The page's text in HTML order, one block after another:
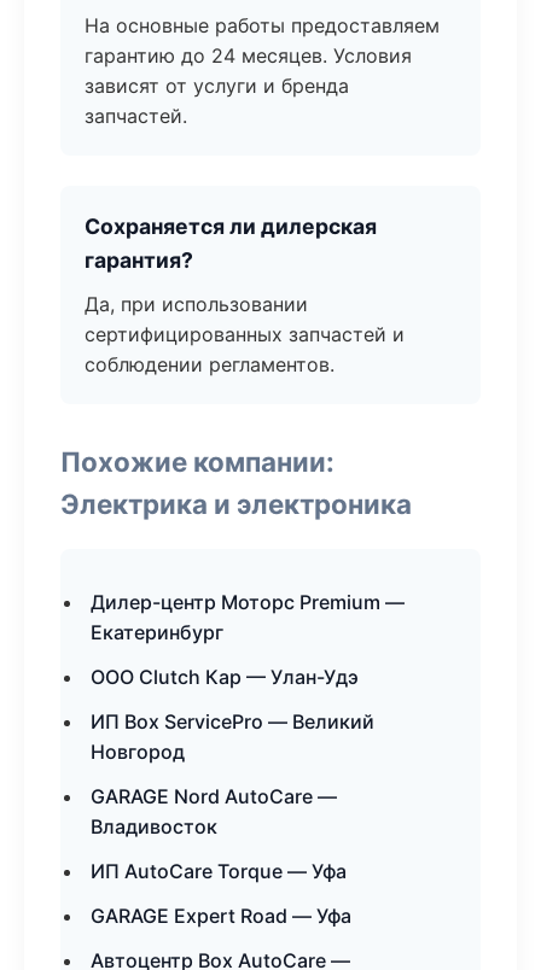
На основные работы предоставляем
гарантию до 24 месяцев. Условия
зависят от услуги и бренда
запчастей.
Сохраняется ли дилерская
гарантия?
Да, при использовании
сертифицированных запчастей и
соблюдении регламентов.
Похожие компании:
Электрика и электроника
Дилер-центр Моторс Premium —
Екатеринбург
ООО Clutch Кар — Улан-Удэ
ИП Box ServicePro — Великий
Новгород
GARAGE Nord AutoCare —
Владивосток
ИП AutoCare Torque — Уфа
GARAGE Expert Road — Уфа
Автоцентр Box AutoCare —